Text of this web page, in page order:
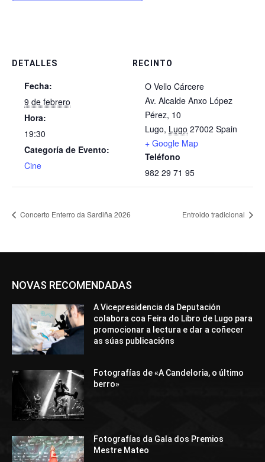
DETALLES
Fecha:
9 de febrero
Hora:
19:30
Categoría de Evento:
Cine
RECINTO
O Vello Cárcere
Av. Alcalde Anxo López
Pérez, 10
Lugo, Lugo 27002 Spain
+ Google Map
Teléfono
982 29 71 95
Concerto Enterro da Sardiña 2026 Entroido tradicional
NOVAS RECOMENDADAS
A Vicepresidencia da Deputación
colabora coa Feira do Libro de Lugo para
promocionar a lectura e dar a coñecer
as súas publicacións
Fotografías de «A Candeloria, o último
berro»
Fotografías da Gala dos Premios
Mestre Mateo